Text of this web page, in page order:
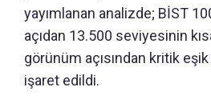
yayımlanan analizde; BİST
açıdan 13.500 seviyesinin
görünüm açısından kritik eşik
işaret edildi.